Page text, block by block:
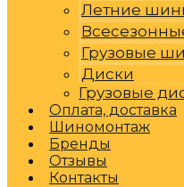
Летние
Грузовые
Диски
Грузовые
Оплата, доставка
Шиномонтаж
Бренды
Отзывы
Контакты